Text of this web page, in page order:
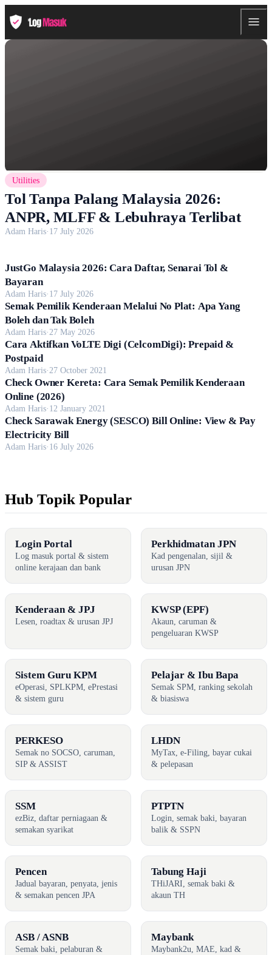
Utilities
Tol Tanpa Palang Malaysia 2026:
ANPR, MLFF & Lebuhraya Terlibat
Adam Haris·17 July 2026
JustGo Malaysia 2026: Cara Daftar, Senarai Tol &
Bayaran
Adam Haris·17 July 2026
Semak Pemilik Kenderaan Melalui No Plat: Apa Yang
Boleh dan Tak Boleh
Adam Haris·27 May 2026
Cara Aktifkan VoLTE Digi (CelcomDigi): Prepaid &
Postpaid
Adam Haris·27 October 2021
Check Owner Kereta: Cara Semak Pemilik Kenderaan
Online (2026)
Adam Haris·12 January 2021
Check Sarawak Energy (SESCO) Bill Online: View & Pay
Electricity Bill
Adam Haris·16 July 2026
Hub Topik Popular
Login Portal
Log masuk portal & sistem
online kerajaan dan bank
Perkhidmatan JPN
Kad pengenalan, sijil &
urusan JPN
Kenderaan & JPJ
Lesen, roadtax & urusan JPJ
KWSP (EPF)
Akaun, caruman &
pengeluaran KWSP
Sistem Guru KPM
eOperasi, SPLKPM, ePrestasi
& sistem guru
Pelajar & Ibu Bapa
Semak SPM, ranking sekolah
& biasiswa
PERKESO
Semak no SOCSO, caruman,
SIP & ASSIST
LHDN
MyTax, e-Filing, bayar cukai
& pelepasan
SSM
ezBiz, daftar perniagaan &
semakan syarikat
PTPTN
Login, semak baki, bayaran
balik & SSPN
Pencen
Jadual bayaran, penyata, jenis
& semakan pencen JPA
Tabung Haji
THiJARI, semak baki &
akaun TH
ASB / ASNB
Semak baki, pelaburan &
Maybank
Maybank2u, MAE, kad &